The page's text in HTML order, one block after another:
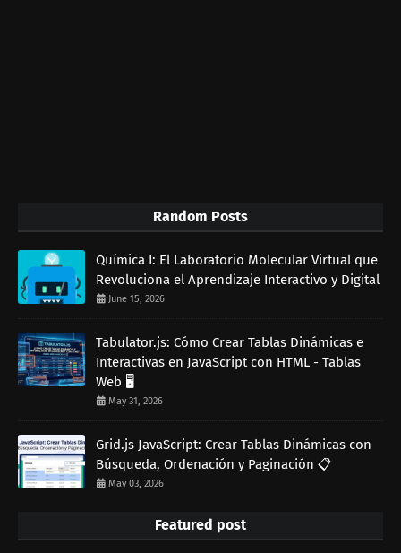
Random Posts
Química I: El Laboratorio Molecular Virtual que
Revoluciona el Aprendizaje Interactivo y Digital
June 15, 2026
Tabulator.js: Cómo Crear Tablas Dinámicas e
Interactivas en JavaScript con HTML - Tablas
Web 🖥️
May 31, 2026
Grid.js JavaScript: Crear Tablas Dinámicas con
Búsqueda, Ordenación y Paginación 📋
May 03, 2026
Featured post